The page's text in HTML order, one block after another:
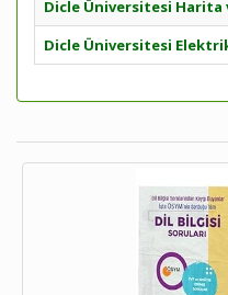
Dicle Üniversitesi Harita
Dicle Üniversitesi